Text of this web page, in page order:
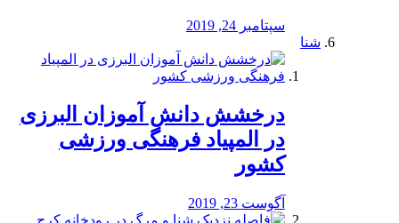
سپتامبر 24, 2019
شنا
درخشش دانش آموزان البرزی
در المپیاد فرهنگی ورزشی
کشور
آگوست 23, 2019